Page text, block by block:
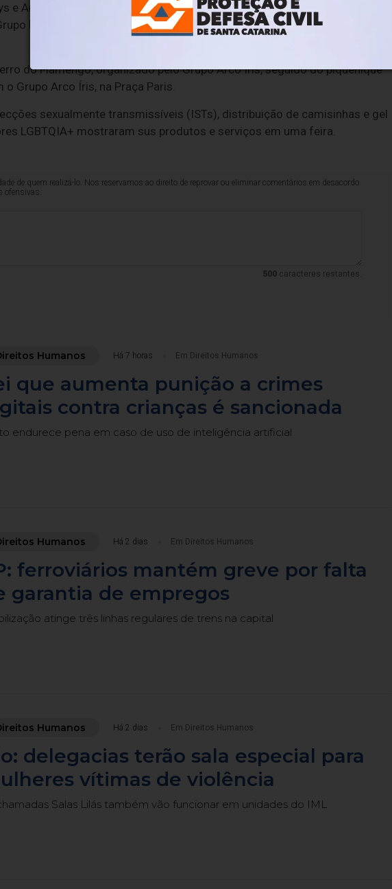
e Amigos de Nova Iguaçu e Mesquita (AGANIM), Artgay, BrCidades-Rio,
Pela Vidda e o Coletivo LGBTI+ do Movimento Negro Unificado (MNU
do Flamengo, organizado pelo Grupo Arco Íris, seguido do piquenique
Grupo Arco Íris, na Praça Paris.
sexualmente transmissíveis (ISTs), distribuição de camisinhas e gel
LGBTQIA+ mostraram sus produtos e serviços em uma feira.
de quem realizá-lo. Nos reservamos ao direito de reprovar ou eliminar comentários em desacordo
ofensivas.
500caracteres restantes.
Humanos Há 7 horas Em Direitos Humanos
que aumenta punição a crimes
contra crianças é sancionada
endurece pena em caso de uso de inteligência artificial
Humanos Há 2 dias Em Direitos Humanos
ferroviários mantém greve por falta
garantia de empregos
atinge três linhas regulares de trens na capital
Humanos Há 2 dias Em Direitos Humanos
delegacias terão sala especial para
vítimas de violência
Salas Lilás também vão funcionar em unidades do IML